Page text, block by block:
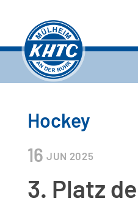
Hockey
16 JUN 2025
3. Platz